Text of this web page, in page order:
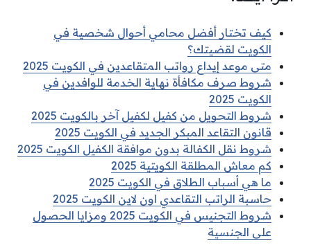
كيف تختار أفضل محامي أحوال شخصية في
الكويت لقضيتك؟
متى موعد إيداع رواتب المتقاعدين في الكويت 2025
شروط صرف مكافأة نهاية الخدمة للوافدين في
الكويت 2025
شروط التحويل من كفيل لكفيل آخر بالكويت 2025
قانون التقاعد المبكر الجديد في الكويت 2025
شروط نقل الكفالة بدون موافقة الكفيل الكويت 2025
كم معاش المطلقة الكويتية 2025
ما هي أسباب الطلاق في الكويت 2025
حاسبة الراتب التقاعدي اون لاين الكويت 2025
شروط التجنيس في الكويت 2025 ومزايا الحصول
على الجنسية